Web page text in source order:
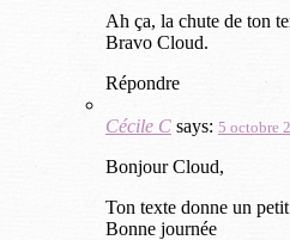
Ah ça, la chute de ton
Bravo Cloud.
Répondre
Cécile C says: 5 octobre
Bonjour Cloud,
Ton texte donne un
Bonne journée